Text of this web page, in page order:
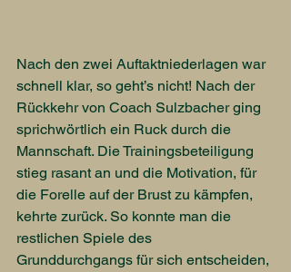
Nach den zwei Auftaktniederlagen war
schnell klar, so geht’s nicht! Nach der
Rückkehr von Coach Sulzbacher ging
sprichwörtlich ein Ruck durch die
Mannschaft. Die Trainingsbeteiligung
stieg rasant an und die Motivation, für
die Forelle auf der Brust zu kämpfen,
kehrte zurück. So konnte man die
restlichen Spiele des
Grunddurchgangs für sich entscheiden,